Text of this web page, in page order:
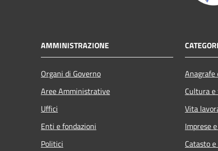
AMMINISTRAZIONE
Organi di Governo
Aree Amministrative
Uffici
Enti e fondazioni
Politici
Cultura
Vita
Imprese
Catasto